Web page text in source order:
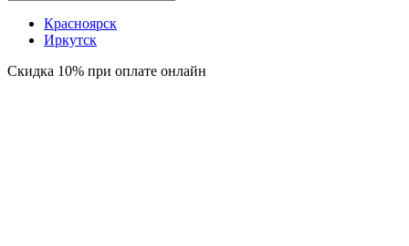
Красноярск
Иркутск
Скидка 10% при оплате онлайн